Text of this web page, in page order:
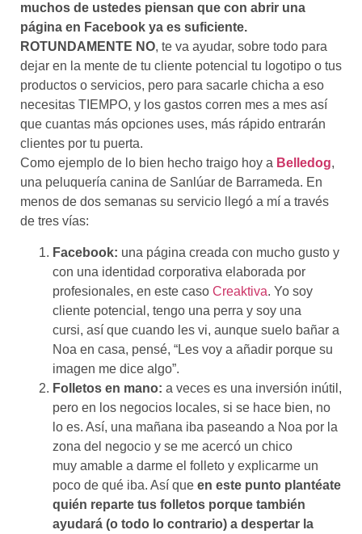
muchos de ustedes piensan que con abrir una
página en Facebook ya es suficiente.
ROTUNDAMENTE NO, te va ayudar, sobre todo para
dejar en la mente de tu cliente potencial tu logotipo o tus
productos o servicios, pero para sacarle chicha a eso
necesitas TIEMPO, y los gastos corren mes a mes así
que cuantas más opciones uses, más rápido entrarán
clientes por tu puerta.
Como ejemplo de lo bien hecho traigo hoy a Belledog,
una peluquería canina de Sanlúar de Barrameda. En
menos de dos semanas su servicio llegó a mí a través
de tres vías:
Facebook: una página creada con mucho gusto y
con una identidad corporativa elaborada por
profesionales, en este caso Creaktiva. Yo soy
cliente potencial, tengo una perra y soy una
cursi, así que cuando les vi, aunque suelo bañar a
Noa en casa, pensé, “Les voy a añadir porque su
imagen me dice algo”.
Folletos en mano: a veces es una inversión inútil,
pero en los negocios locales, si se hace bien, no
lo es. Así, una mañana iba paseando a Noa por la
zona del negocio y se me acercó un chico
muy amable a darme el folleto y explicarme un
poco de qué iba. Así que en este punto plantéate
quién reparte tus folletos porque también
ayudará (o todo lo contrario) a despertar la